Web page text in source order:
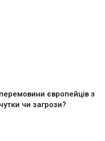
європейців з
чи загрози?